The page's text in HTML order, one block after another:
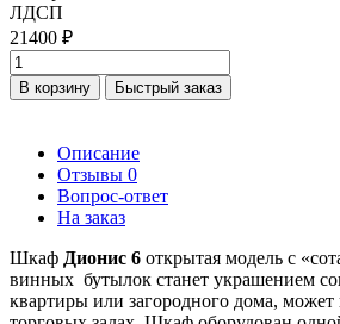
ЛДСП
21400 ₽
В корзину Быстрый заказ
Описание
Отзывы 0
Вопрос-ответ
На заказ
Шкаф Дионис 6 открытая модель с
винных бутылок станет украшением
квартиры или загородного дома, может